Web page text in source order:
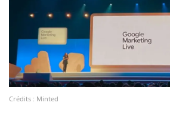
Crédits : Minted